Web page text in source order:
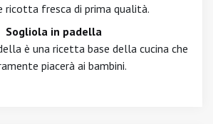
ricotta fresca di prima qualità.
Sogliola in padella
è una ricetta base della cucina che
piacerà ai bambini.